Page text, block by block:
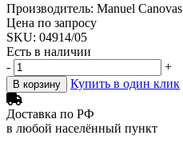
Производитель: Manuel Canovas
Цена по запросу
SKU: 04914/05
Есть в наличии
-
+
В корзину Купить в один клик
Доставка по РФ
в любой населённый пункт